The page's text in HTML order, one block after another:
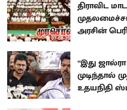
திராவிட
அரசின்
“இது
முடிந்தால்
உதயநிதி